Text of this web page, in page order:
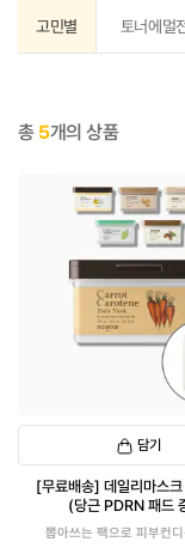
고민별 토너에멀
총 5개의 상품
담기
[무료배송] 데일리마스
(당근 PDRN 패드
뽑아쓰는 팩으로 피부컨